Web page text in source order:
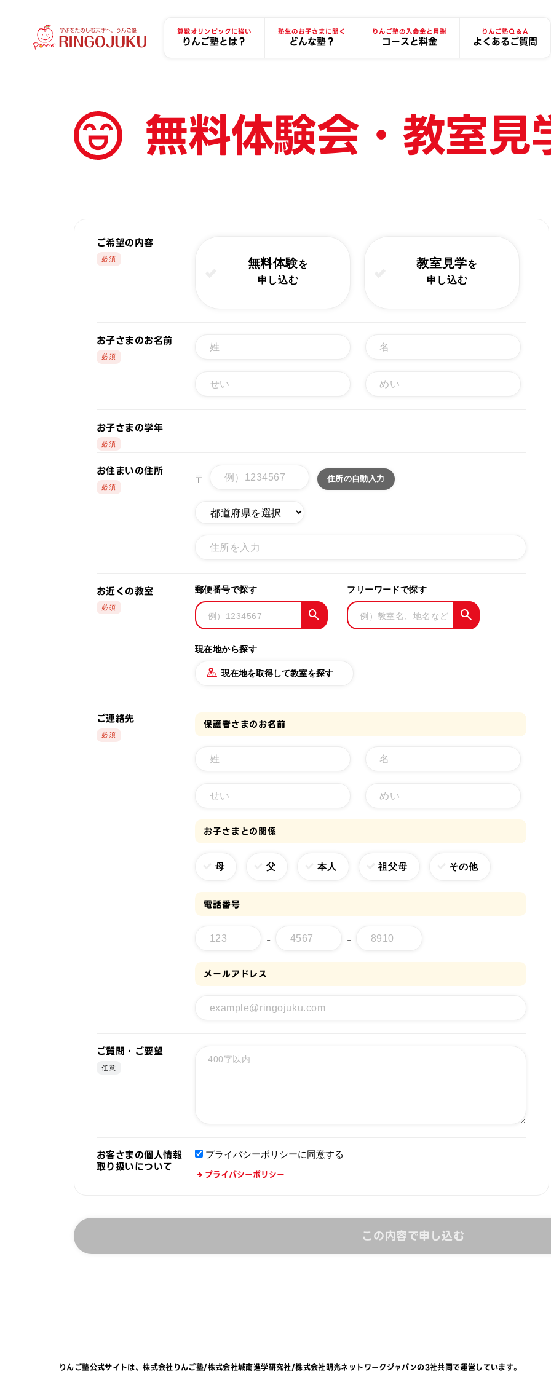
算数オリンピックに強い
りんご塾とは？
塾生のお子さまに聞く
どんな塾？
りんご塾の入会金と月謝
コースと料金
りんご塾Ｑ＆Ａ
よくあるご質問
無料体験会・教室見
ご希望の内容
無料体験を
申し込む
教室見学を
申し込む
お子さまのお名前
お子さまの学年
お住まいの住所
〒 住所の自動入力
お近くの教室 郵便番号で探す フリーワードで探す
現在地から探す
現在地を取得して教室を探す
ご連絡先 保護者さまのお名前
お子さまとの関係
母 父 本人 祖父母 その他
電話番号
- -
メールアドレス
ご質問・ご要望
お客さまの個人情報
取り扱いについて
プライバシーポリシーに同意する
プライバシーポリシー
この内容で申し込む
りんご塾公式サイトは、株式会社りんご塾/株式会社城南進学研究社/株式会社明光ネットワークジャパンの3社共同で運営しています。